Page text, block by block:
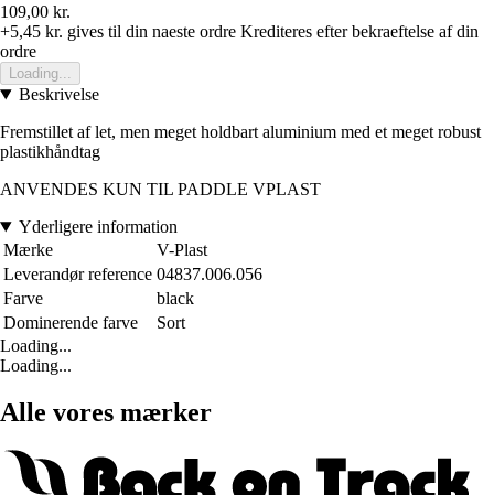
109,00 kr.
+5,45 kr. gives til din naeste ordre Krediteres efter bekraeftelse af din
ordre
Loading...
Beskrivelse
Fremstillet af let, men meget holdbart aluminium med et meget robust
plastikhåndtag
ANVENDES KUN TIL PADDLE VPLAST
Yderligere information
Mærke
V-Plast
Leverandør reference 04837.006.056
Farve
black
Dominerende farve
Sort
Loading...
Loading...
Alle vores mærker